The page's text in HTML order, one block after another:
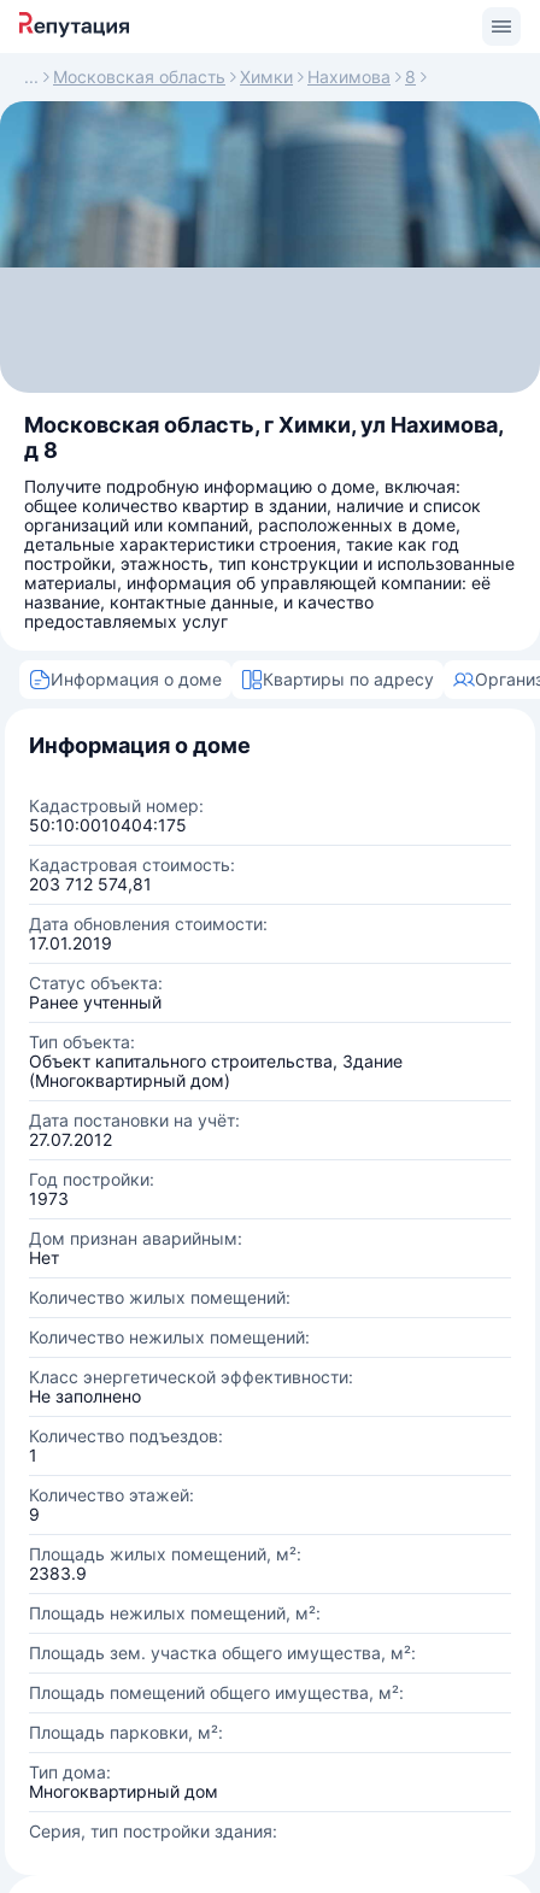
Московская область Химки Нахимова 8
Московская область, г Химки, ул Нахимова,
д 8
Получите подробную информацию о доме, включая:
общее количество квартир в здании, наличие и список
организаций или компаний, расположенных в доме,
детальные характеристики строения, такие как год
постройки, этажность, тип конструкции и использованные
материалы, информация об управляющей компании: её
название, контактные данные, и качество
предоставляемых услуг
Информация о доме Квартиры по адресу
Информация о доме
Кадастровый номер:
50:10:0010404:175
Кадастровая стоимость:
203 712 574,81
Дата обновления стоимости:
17.01.2019
Статус объекта:
Ранее учтенный
Тип объекта:
Объект капитального строительства, Здание
(Многоквартирный дом)
Дата постановки на учёт:
27.07.2012
Год постройки:
1973
Дом признан аварийным:
Нет
Количество жилых помещений:
Количество нежилых помещений:
Класс энергетической эффективности:
Не заполнено
Количество подъездов:
1
Количество этажей:
9
Площадь жилых помещений, м²:
2383.9
Площадь нежилых помещений, м²:
Площадь зем. участка общего имущества, м²:
Площадь помещений общего имущества, м²:
Площадь парковки, м²:
Тип дома:
Многоквартирный дом
Серия, тип постройки здания: